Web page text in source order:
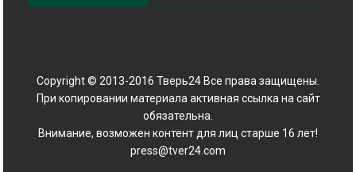
Copyright © 2013-2016 Тверь24 Все права защищены.
При копировании материала активная ссылка на сайт
обязательна.
Внимание, возможен контент для лиц старше 16 лет!
press@tver24.com